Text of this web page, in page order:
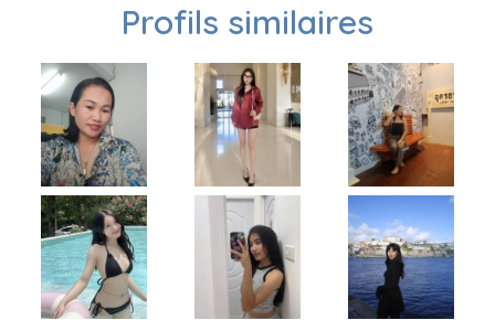
Profils similaires